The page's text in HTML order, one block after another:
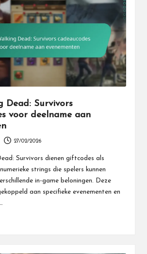
Dead: Survivors
voor deelname aan
27/02/2026
Survivors dienen giftcodes als
strings die spelers kunnen
in-game beloningen. Deze
aan specifieke evenementen en